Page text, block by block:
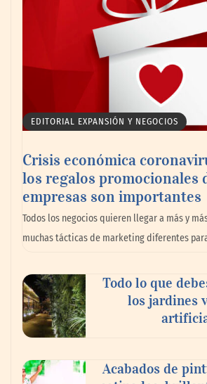
Talentos Martiko bate récord
participación y anuncia a los
finalistas de su VII edición
Goo! Lavanderías: el modelo
revoluciona la colada
Tormo Franquicias
EDITORIAL EXPANSIÓN Y NEGOCIOS
Crisis económica
los regalos promocionales
empresas son importantes
Todos los negocios quieren llegar a más y
muchas tácticas de marketing diferentes
Todo lo que
los jardines
Acabados de